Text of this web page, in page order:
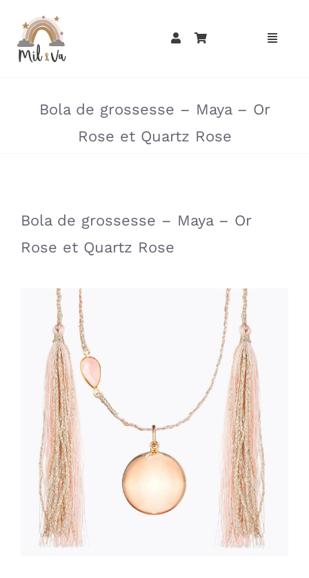
contenu
Bola de grossesse – Maya – Or
Rose et Quartz Rose
Bola de grossesse – Maya – Or
Rose et Quartz Rose